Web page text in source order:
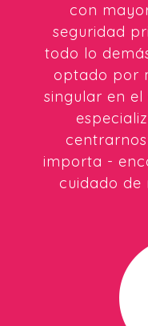
con
seguridad
todo lo
optado por
singular en el
importa -
cuidado de